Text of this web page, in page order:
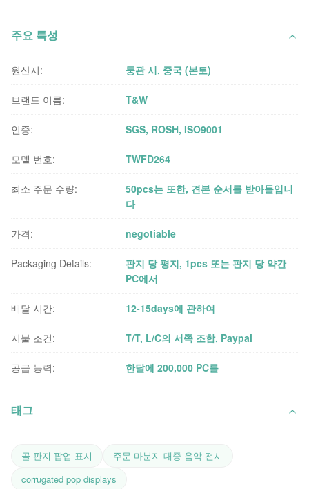
주요 특성
원산지: 둥관 시, 중국 (본토)
브랜드 이름: T&W
인증: SGS, ROSH, ISO9001
모델 번호: TWFD264
최소 주문 수량:
50pcs는 또한, 견본 순서를 받아들입니
다
가격: negotiable
Packaging Details:
판지 당 평지, 1pcs 또는 판지 당 약간
PC에서
배달 시간: 12-15days에 관하여
지불 조건: T/T, L/C의 서쪽 조합, Paypal
공급 능력: 한달에 200,000 PC를
태그
골 판지 팝업 표시
주문 마분지 대중 음악 전시
corrugated pop displays